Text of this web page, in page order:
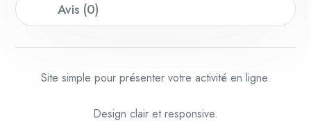
Avis (0)
Site simple pour présenter votre activité en ligne.
Design clair et responsive.